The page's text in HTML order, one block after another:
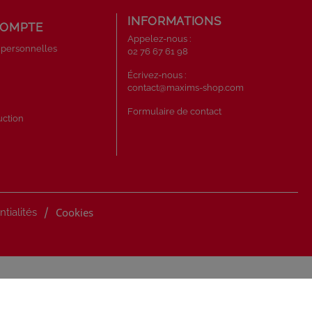
INFORMATIONS
Appelez-nous :
02 76 67 61 98
Écrivez-nous :
contact@maxims-shop.com
Formulaire de contact
/ Cookies